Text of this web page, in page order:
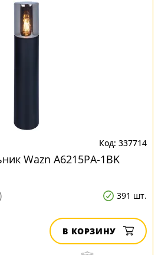
337714
Wazn A6215PA-1BK
391 шт.
В КОРЗИНУ